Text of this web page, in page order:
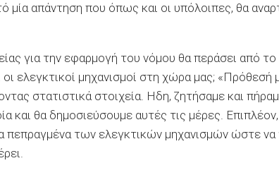
μία απάντηση που όπως και οι υπόλοιπες, θα
για την εφαρμογή του νόμου θα περάσει από
ελεγκτικοί μηχανισμοί στη χώρα μας; «Πρόθεσή
στατιστικά στοιχεία. Ηδη, ζητήσαμε και
και θα δημοσιεύσουμε αυτές τις μέρες.
πεπραγμένα των ελεγκτικών μηχανισμών ώστε να